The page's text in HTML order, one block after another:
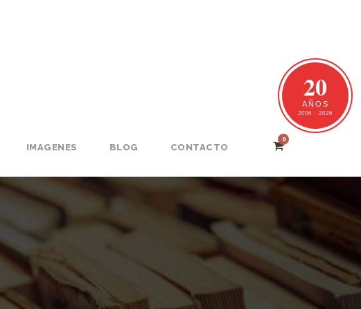
IMAGENES BLOG CONTACTO
0
20
AÑOS
2006 · 2026